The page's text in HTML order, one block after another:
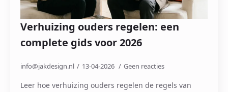
Verhuizing ouders regelen: een
complete gids voor 2026
info@jakdesign.nl 13-04-2026 Geen reacties
Leer hoe verhuizing ouders regelen de regels van